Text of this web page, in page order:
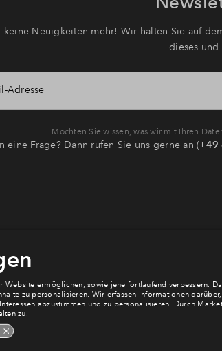
keine Neuigkeiten mehr! Wir halten Sie auf
dieses
Adresse
Möchten Sie wissen, was wir mit Ihren
eine Frage? Dann rufen Sie uns gerne an (+49